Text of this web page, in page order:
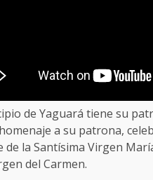
de Yaguará tiene su
a su patrona,
de la Santísima Virgen
del Carmen.